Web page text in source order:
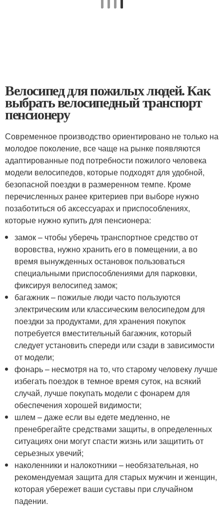
Велосипед для пожилых людей. Как
выбрать велосипедный транспорт
пенсионеру
Современное производство ориентировано не только на
молодое поколение, все чаще на рынке появляются
адаптированные под потребности пожилого человека
модели велосипедов, которые подходят для удобной,
безопасной поездки в размеренном темпе. Кроме
перечисленных ранее критериев при выборе нужно
позаботиться об аксессуарах и приспособлениях,
которые нужно купить для пенсионера:
замок – чтобы уберечь транспортное средство от
воровства, нужно хранить его в помещении, а во
время вынужденных остановок пользоваться
специальными приспособлениями для парковки,
фиксируя велосипед замок;
багажник – пожилые люди часто пользуются
электрическим или классическим велосипедом для
поездки за продуктами, для хранения покупок
потребуется вместительный багажник, который
следует установить спереди или сзади в зависимости
от модели;
фонарь – несмотря на то, что старому человеку лучше
избегать поездок в темное время суток, на всякий
случай, лучше покупать модели с фонарем для
обеспечения хорошей видимости;
шлем – даже если вы едете медленно, не
пренебрегайте средствами защиты, в определенных
ситуациях они могут спасти жизнь или защитить от
серьезных увечий;
наколенники и налокотники – необязательная, но
рекомендуемая защита для старых мужчин и женщин,
которая убережет ваши суставы при случайном
падении.